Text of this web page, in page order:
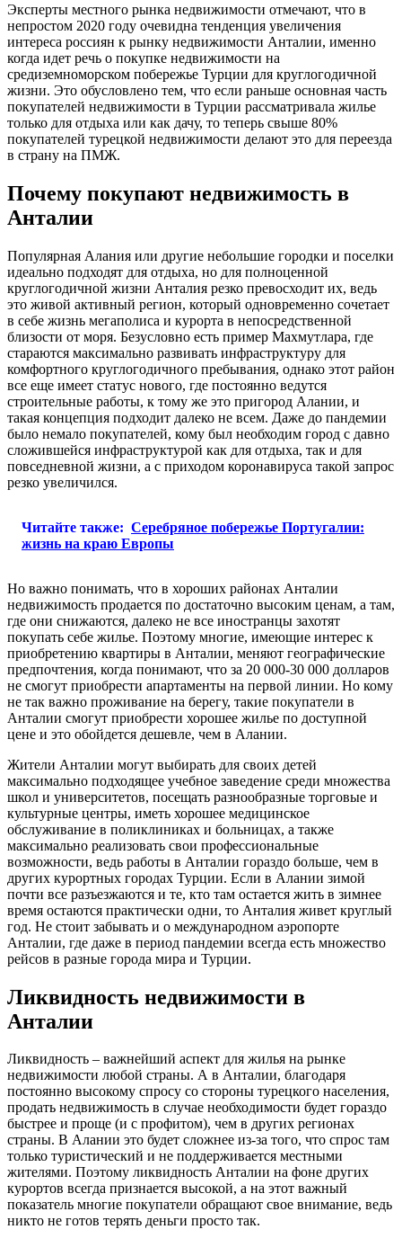
Эксперты местного рынка недвижимости отмечают, что в
непростом 2020 году очевидна тенденция увеличения
интереса россиян к рынку недвижимости Анталии, именно
когда идет речь о покупке недвижимости на
средиземноморском побережье Турции для круглогодичной
жизни. Это обусловлено тем, что если раньше основная часть
покупателей недвижимости в Турции рассматривала жилье
только для отдыха или как дачу, то теперь свыше 80%
покупателей турецкой недвижимости делают это для переезда
в страну на ПМЖ.
Почему покупают недвижимость в
Анталии
Популярная Алания или другие небольшие городки и поселки
идеально подходят для отдыха, но для полноценной
круглогодичной жизни Анталия резко превосходит их, ведь
это живой активный регион, который одновременно сочетает
в себе жизнь мегаполиса и курорта в непосредственной
близости от моря. Безусловно есть пример Махмутлара, где
стараются максимально развивать инфраструктуру для
комфортного круглогодичного пребывания, однако этот район
все еще имеет статус нового, где постоянно ведутся
строительные работы, к тому же это пригород Алании, и
такая концепция подходит далеко не всем. Даже до пандемии
было немало покупателей, кому был необходим город с давно
сложившейся инфраструктурой как для отдыха, так и для
повседневной жизни, а с приходом коронавируса такой запрос
резко увеличился.
Читайте также: Серебряное побережье Португалии:
жизнь на краю Европы
Но важно понимать, что в хороших районах Анталии
недвижимость продается по достаточно высоким ценам, а там,
где они снижаются, далеко не все иностранцы захотят
покупать себе жилье. Поэтому многие, имеющие интерес к
приобретению квартиры в Анталии, меняют географические
предпочтения, когда понимают, что за 20 000-30 000 долларов
не смогут приобрести апартаменты на первой линии. Но кому
не так важно проживание на берегу, такие покупатели в
Анталии смогут приобрести хорошее жилье по доступной
цене и это обойдется дешевле, чем в Алании.
Жители Анталии могут выбирать для своих детей
максимально подходящее учебное заведение среди множества
школ и университетов, посещать разнообразные торговые и
культурные центры, иметь хорошее медицинское
обслуживание в поликлиниках и больницах, а также
максимально реализовать свои профессиональные
возможности, ведь работы в Анталии гораздо больше, чем в
других курортных городах Турции. Если в Алании зимой
почти все разъезжаются и те, кто там остается жить в зимнее
время остаются практически одни, то Анталия живет круглый
год. Не стоит забывать и о международном аэропорте
Анталии, где даже в период пандемии всегда есть множество
рейсов в разные города мира и Турции.
Ликвидность недвижимости в
Анталии
Ликвидность – важнейший аспект для жилья на рынке
недвижимости любой страны. А в Анталии, благодаря
постоянно высокому спросу со стороны турецкого населения,
продать недвижимость в случае необходимости будет гораздо
быстрее и проще (и с профитом), чем в других регионах
страны. В Алании это будет сложнее из-за того, что спрос там
только туристический и не поддерживается местными
жителями. Поэтому ликвидность Анталии на фоне других
курортов всегда признается высокой, а на этот важный
показатель многие покупатели обращают свое внимание, ведь
никто не готов терять деньги просто так.